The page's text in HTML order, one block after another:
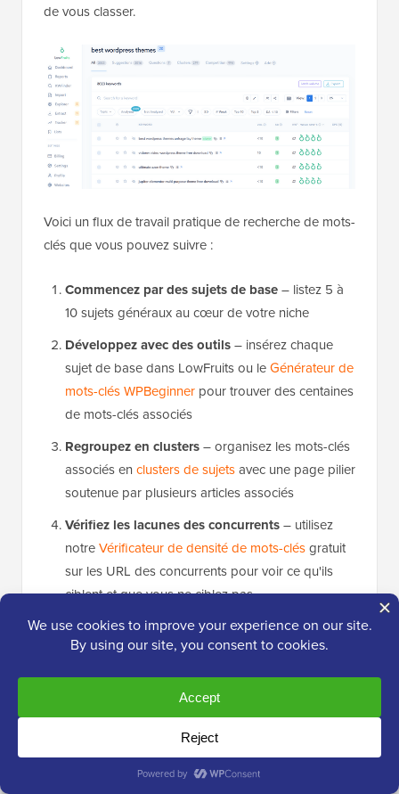
de vous classer.
Voici un flux de travail pratique de recherche de mots-
clés que vous pouvez suivre :
Commencez par des sujets de base– listez 5 à
10 sujets généraux au cœur de votre niche
Développez avec des outils– insérez chaque
sujet de base dans LowFruits ou leGénérateur de
mots-clés WPBeginner pour trouver des centaines
de mots-clés associés
Regroupez en clusters– organisez les mots-clés
associés en clusters de sujetsavec une page pilier
soutenue par plusieurs articles associés
Vérifiez les lacunes des concurrents– utilisez
notreVérificateur de densité de mots-clésgratuit
sur les URL des concurrents pour voir ce qu'ils
ciblent et que vous ne ciblez pas
Prioriser par intention– les mots-clés
informationnels (« comment faire »), commerciaux
(« meilleurs outils ») et transactionnels (« acheter »)
nécessitent chacun des types de pages différents.
Concentrez-vous sur les mots-clés pour lesquels
les chercheurs ont besoin de visiter un site Web
pour obtenir leur réponse.